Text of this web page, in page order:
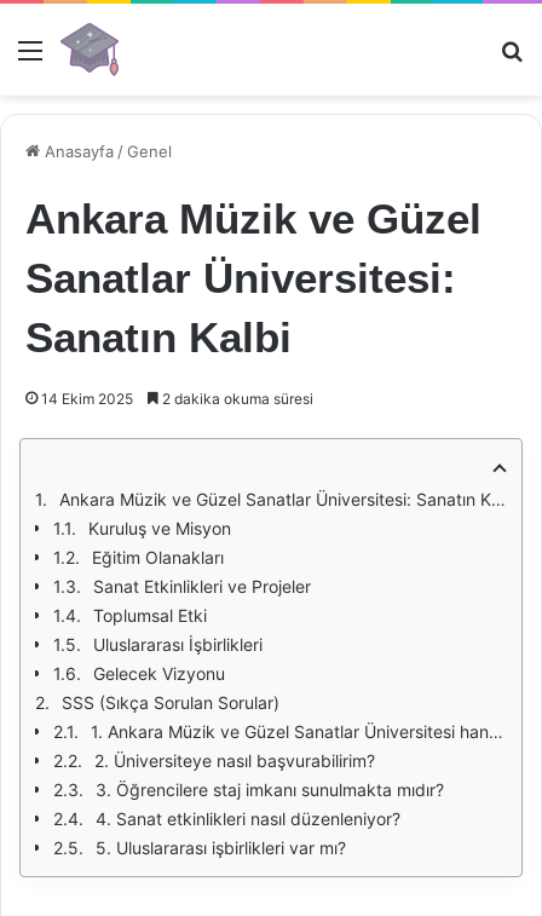
Menü
Anasayfa /Genel
Ankara Müzik ve Güzel
Sanatlar Üniversitesi:
Sanatın Kalbi
14 Ekim 2025 2 dakika okuma süresi
Ankara Müzik ve Güzel Sanatlar Üniversitesi: Sanatın Kalbi
Kuruluş ve Misyon
Eğitim Olanakları
Sanat Etkinlikleri ve Projeler
Toplumsal Etki
Uluslararası İşbirlikleri
Gelecek Vizyonu
SSS (Sıkça Sorulan Sorular)
1. Ankara Müzik ve Güzel Sanatlar Üniversitesi hangi bölümleri sunmaktadır?
2. Üniversiteye nasıl başvurabilirim?
3. Öğrencilere staj imkanı sunulmakta mıdır?
4. Sanat etkinlikleri nasıl düzenleniyor?
5. Uluslararası işbirlikleri var mı?